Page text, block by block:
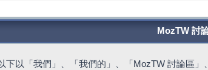
MozTW 討
下以「我們」、「我們的」、「MozTW 討論區